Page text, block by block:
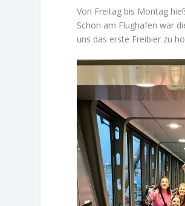
Von Freitag bis Montag
Schon am Flughafen war
uns das erste Freibier zu